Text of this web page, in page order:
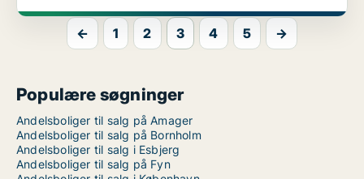
← 1 2 3 4 5 →
Populære søgninger
Andelsboliger til salg på Amager
Andelsboliger til salg på Bornholm
Andelsboliger til salg i Esbjerg
Andelsboliger til salg på Fyn